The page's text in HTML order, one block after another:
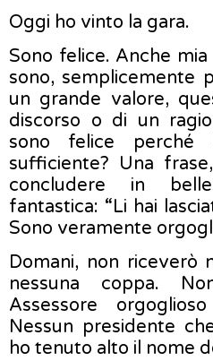
Oggi ho vinto la gara.
Sono felice. Anche
sono, semplicemente
un grande valore,
discorso o di un
sono felice
sufficiente? Una
concludere in
fantastica: “Li hai
Sono veramente
Domani, non riceverò
nessuna coppa.
Assessore
Nessun presidente
ho tenuto alto il nome